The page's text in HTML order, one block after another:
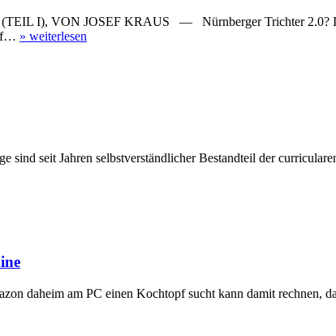
I), VON JOSEF KRAUS — Nürnberger Trichter 2.0? Im
» weiterlesen
seit Jahren selbstverständlicher Bestandteil der
am PC einen Kochtopf sucht kann damit rechnen,